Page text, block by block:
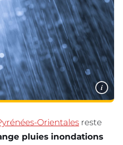
i
Orientales reste
pluies inondations